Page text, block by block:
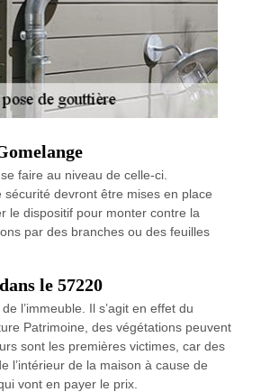
faire au niveau de celle-ci.
sécurité devront être mises en place
le dispositif pour monter contre la
par des branches ou des feuilles
le 57220
l’immeuble. Il s’agit en effet du
Patrimoine, des végétations peuvent
sont les premières victimes, car des
l’intérieur de la maison à cause de
vont en payer le prix.